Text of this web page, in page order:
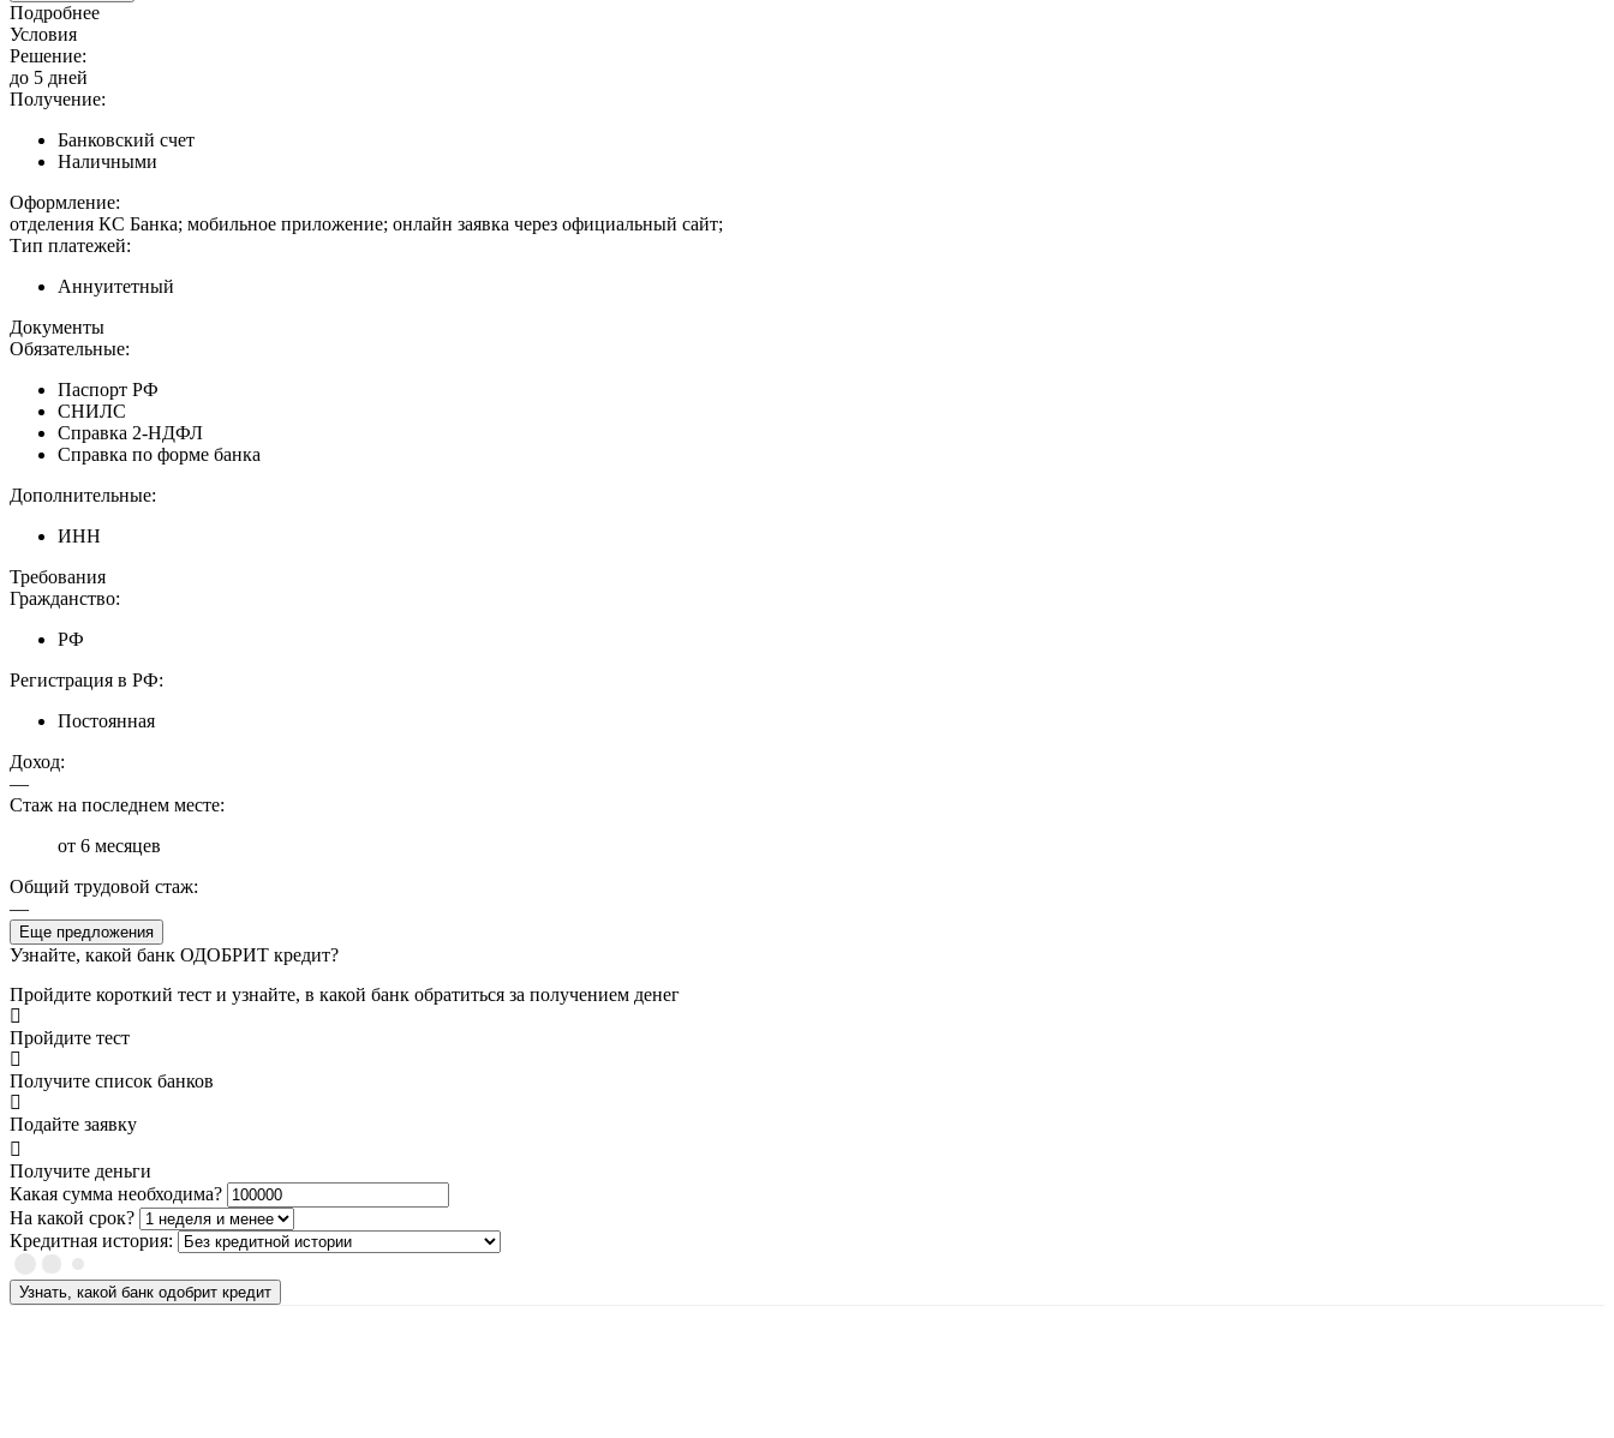
Подробнее
Условия
Решение:
до 5 дней
Получение:
Банковский счет
Наличными
Оформление:
отделения КС Банка; мобильное приложение; онлайн заявка через официальный сайт;
Тип платежей:
Аннуитетный
Документы
Обязательные:
Паспорт РФ
СНИЛС
Справка 2-НДФЛ
Справка по форме банка
Дополнительные:
ИНН
Требования
Гражданство:
РФ
Регистрация в РФ:
Постоянная
Доход:
—
Стаж на последнем месте:
от 6 месяцев
Общий трудовой стаж:
—
Еще предложения
Узнайте, какой банк ОДОБРИТ кредит?
Пройдите короткий тест и узнайте, в какой банк обратиться за получением денег
Пройдите тест
Получите список банков
Подайте заявку
Получите деньги
Какая сумма необходима?
На какой срок?
Кредитная история:
Узнать, какой банк одобрит кредит